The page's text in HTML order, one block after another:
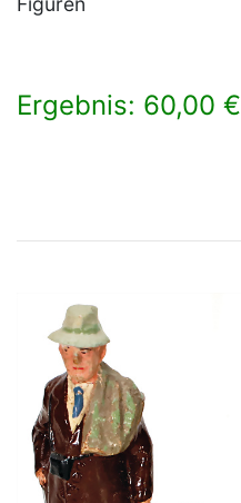
Ergebnis: 60,00 €